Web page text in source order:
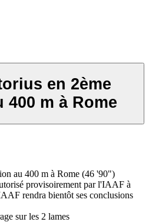
en 2ème
m à Rome
au 400 m à Rome (46 '90")
provisoirement par l'IAAF à
rendra bientôt ses conclusions
sur les 2 lames